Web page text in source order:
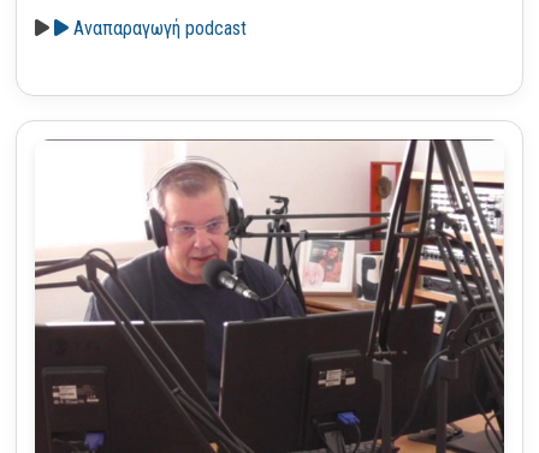
Αναπαραγωγή podcast